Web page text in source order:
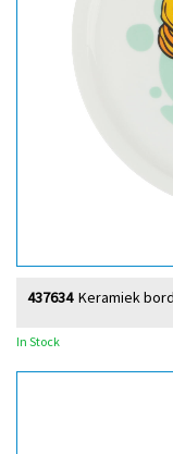
Keramiek
437634
In Stock